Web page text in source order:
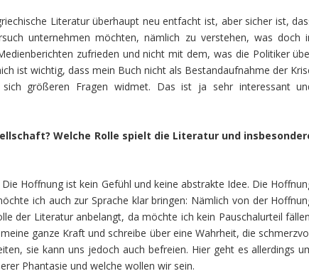
Literatur überhaupt neu entfacht ist, aber sicher ist,
unternehmen möchten, nämlich zu verstehen, was doch
zufrieden und nicht mit dem, was die Politiker
ist wichtig, dass mein Buch nicht als Bestandaufnahme der
größeren Fragen widmet. Das ist ja sehr interessant
Welche Rolle spielt die Literatur und
Hoffnung ist kein Gefühl und keine abstrakte Idee. Die
ich auch zur Sprache klar bringen: Nämlich von der
der Literatur anbelangt, da möchte ich kein Pauschalurteil
ganze Kraft und schreibe über eine Wahrheit, die
sie kann uns jedoch auch befreien. Hier geht es allerdings
Phantasie und welche wollen wir sein.